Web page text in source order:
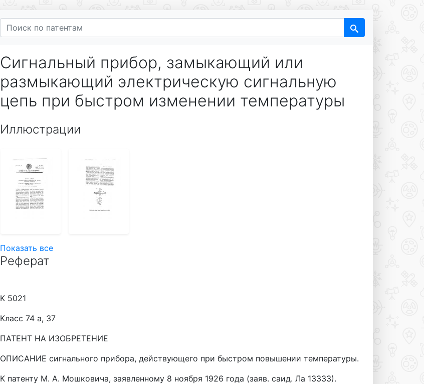
Сигнальный прибор, замыкающий или
размыкающий электрическую сигнальную
цепь при быстром изменении температуры
Иллюстрации
Показать все
Реферат
К 5021
Класс 74 а, 37
ПАТЕНТ НА ИЗОБРЕТЕНИЕ
ОПИСАНИЕ сигнального прибора, действующего при быстром повышении температуры.
К патенту М. А. Мошковича, заявленному 8 ноября 1926 года (заяв. саид. Ла 13333).